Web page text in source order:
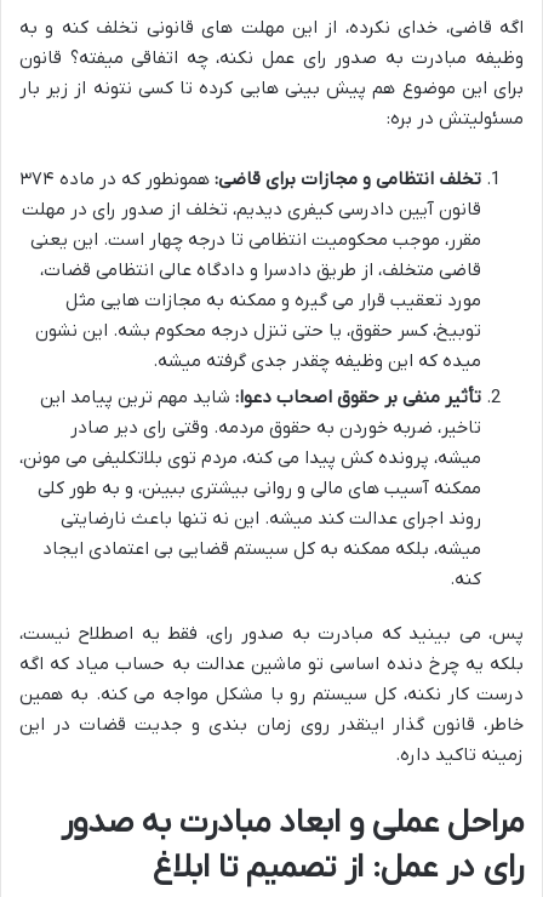
اگه قاضی، خدای نکرده، از این مهلت های قانونی تخلف کنه و به
وظیفه مبادرت به صدور رای عمل نکنه، چه اتفاقی میفته؟ قانون
برای این موضوع هم پیش بینی هایی کرده تا کسی نتونه از زیر بار
مسئولیتش در بره:
تخلف انتظامی و مجازات برای قاضی:
همونطور که در ماده ۳۷۴
قانون آیین دادرسی کیفری دیدیم، تخلف از صدور رای در مهلت
مقرر، موجب محکومیت انتظامی تا درجه چهار است. این یعنی
قاضی متخلف، از طریق دادسرا و دادگاه عالی انتظامی قضات،
مورد تعقیب قرار می گیره و ممکنه به مجازات هایی مثل
توبیخ، کسر حقوق، یا حتی تنزل درجه محکوم بشه. این نشون
میده که این وظیفه چقدر جدی گرفته میشه.
تأثیر منفی بر حقوق اصحاب دعوا: شاید مهم ترین پیامد این
تاخیر، ضربه خوردن به حقوق مردمه. وقتی رای دیر صادر
میشه، پرونده کش پیدا می کنه، مردم توی بلاتکلیفی می مونن،
ممکنه آسیب های مالی و روانی بیشتری ببینن، و به طور کلی
روند اجرای عدالت کند میشه. این نه تنها باعث نارضایتی
میشه، بلکه ممکنه به کل سیستم قضایی بی اعتمادی ایجاد
کنه.
پس، می بینید که مبادرت به صدور رای، فقط یه اصطلاح نیست،
بلکه یه چرخ دنده اساسی تو ماشین عدالت به حساب میاد که اگه
درست کار نکنه، کل سیستم رو با مشکل مواجه می کنه. به همین
خاطر، قانون گذار اینقدر روی زمان بندی و جدیت قضات در این
زمینه تاکید داره.
مراحل عملی و ابعاد مبادرت به صدور
رای در عمل: از تصمیم تا ابلاغ